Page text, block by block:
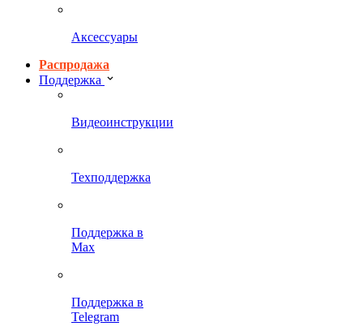
Аксессуары
Распродажа
Поддержка
Видеоинструкции
Техподдержка
Поддержка в
Max
Поддержка в
Telegram